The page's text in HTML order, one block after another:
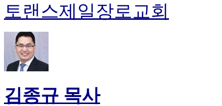
토랜스제일장로교회
김종규 목사